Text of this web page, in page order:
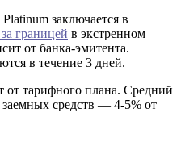
заключается в
границей в экстренном
от банка-эмитента.
в течение 3 дней.
от тарифного плана. Средний
заемных средств — 4-5% от